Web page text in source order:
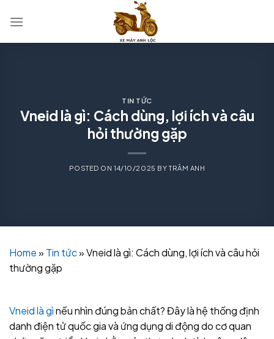
TIN TỨC
Vneid là gì: Cách dùng, lợi ích và câu
hỏi thường gặp
POSTED ON14/10/2025 BYTRÂM ANH
Home» Tin tức»Vneid là gì: Cách dùng, lợi ích và câu hỏi
thường gặp
Vneid là gìnếu nhìn đúng bản chất? Đây là hệ thống định
danh điện tử quốc gia và ứng dụng di động do cơ quan